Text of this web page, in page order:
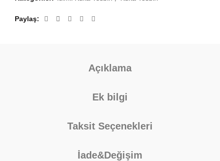
Paylaş
Açıklama
Ek bilgi
Taksit Seçenekleri
İade&Değişim